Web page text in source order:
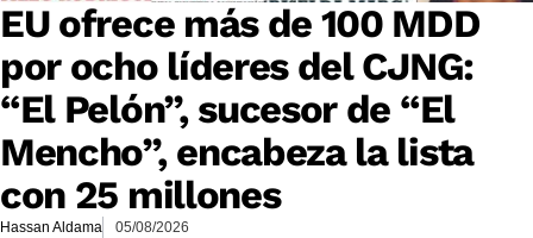
EU ofrece más de 100 MDD
por ocho líderes del CJNG:
“El Pelón”, sucesor de “El
Mencho”, encabeza la lista
con 25 millones
Hassan Aldama 05/08/2026